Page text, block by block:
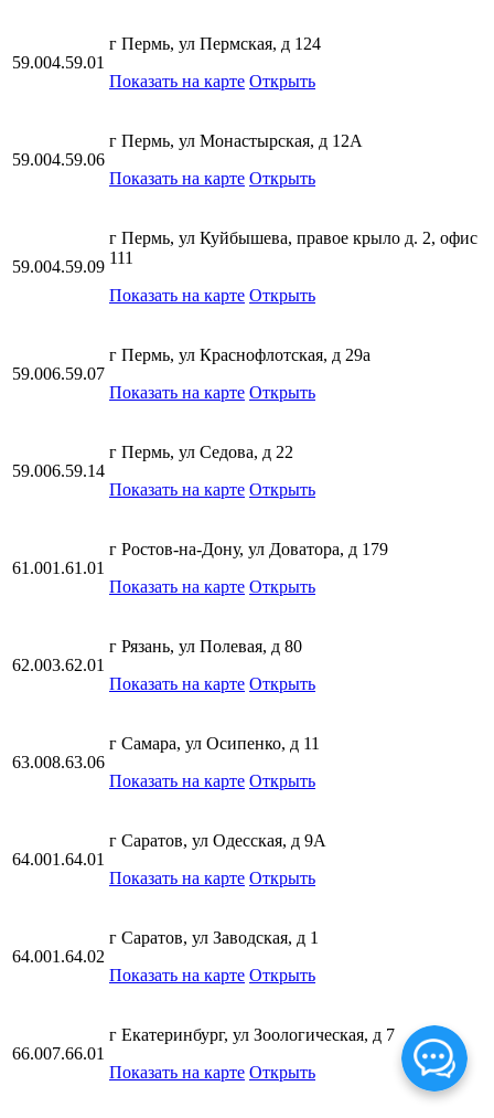
59.004.59.01
г Пермь, ул Пермская, д 124
Показать на карте Открыть
59.004.59.06
г Пермь, ул Монастырская, д 12А
Показать на карте Открыть
59.004.59.09
г Пермь, ул Куйбышева, правое крыло д. 2, офис
111
Показать на карте Открыть
59.006.59.07
г Пермь, ул Краснофлотская, д 29а
Показать на карте Открыть
59.006.59.14
г Пермь, ул Седова, д 22
Показать на карте Открыть
61.001.61.01
г Ростов-на-Дону, ул Доватора, д 179
Показать на карте Открыть
62.003.62.01
г Рязань, ул Полевая, д 80
Показать на карте Открыть
63.008.63.06
г Самара, ул Осипенко, д 11
Показать на карте Открыть
64.001.64.01
г Саратов, ул Одесская, д 9А
Показать на карте Открыть
64.001.64.02
г Саратов, ул Заводская, д 1
Показать на карте Открыть
66.007.66.01
г Екатеринбург, ул Зоологическая, д 7
Показать на карте Открыть